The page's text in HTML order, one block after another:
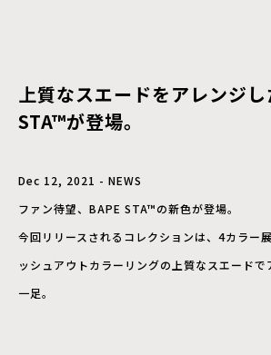
上質なスエードをアレンジ
STA™が登場。
Dec 12, 2021 - NEWS
ファン待望、BAPE STA™の新色が登場。
今回リリースされるコレクションは、4カラー
ッシュアウトカラーリングの上質なスエード
一足。